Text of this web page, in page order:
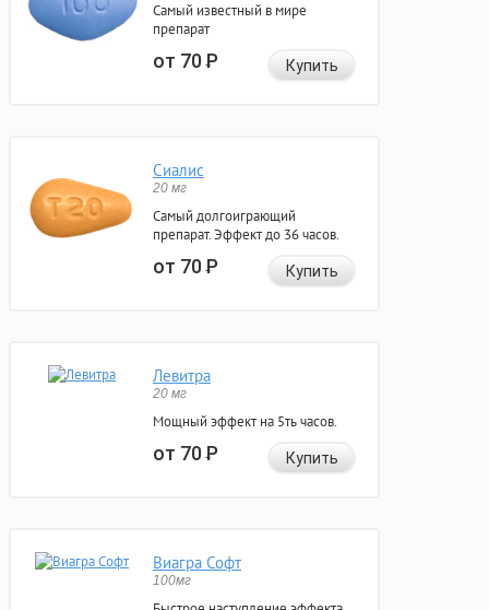
Самый известный в мире
препарат
от 70Р Купить
Сиалис
20 мг
Самый долгоиграющий
препарат. Эффект до 36 часов.
от 70Р Купить
Левитра
20 мг
Мощный эффект на 5ть часов.
от 70Р Купить
Виагра Софт
100мг